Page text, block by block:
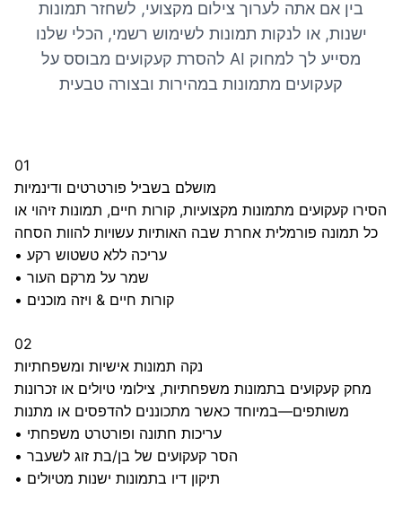
בין אם אתה לערוך צילום מקצועי, לשחזר תמונות
ישנות, או לנקות תמונות לשימוש רשמי, הכלי שלנו
להסרת קעקועים מבוסס על AI מסייע לך למחוק
קעקועים מתמונות במהירות ובצורה טבעית
01
מושלם בשביל פורטרטים ודינמיות
הסירו קעקועים מתמונות מקצועיות, קורות חיים, תמונות זיהוי או
כל תמונה פורמלית אחרת שבה האותיות עשויות להוות הסחה
• עריכה ללא טשטוש רקע
• שמר על מרקם העור
• קורות חיים & ויזה מוכנים
02
נקה תמונות אישיות ומשפחתיות
מחק קעקועים בתמונות משפחתיות, צילומי טיולים או זכרונות
משותפים—במיוחד כאשר מתכוננים להדפסים או מתנות
• עריכות חתונה ופורטרט משפחתי
• הסר קעקועים של בן/בת זוג לשעבר
• תיקון דיו בתמונות ישנות מטיולים